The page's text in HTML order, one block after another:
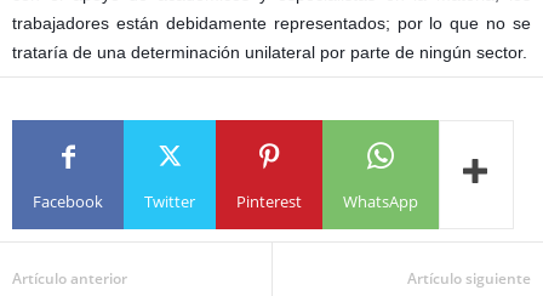
trabajadores están debidamente representados; por lo que no se
trataría de una determinación unilateral por parte de ningún sector.
Facebook Twitter Pinterest WhatsApp
Artículo anterior Artículo siguiente